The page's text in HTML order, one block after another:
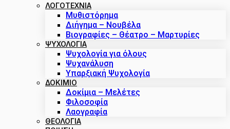
ΛΟΓΟΤΕΧΝΙΑ
Μυθιστόρημα
Διήγημα – Νουβέλα
Βιογραφίες – Θέατρο – Μαρτυρίες
ΨΥΧΟΛΟΓΙΑ
Ψυχολογία για όλους
Ψυχανάλυση
Υπαρξιακή Ψυχολογία
ΔΟΚΊΜΙΟ
Δοκίμια – Μελέτες
Φιλοσοφία
Λαογραφία
ΘΕΟΛΟΓΙΑ